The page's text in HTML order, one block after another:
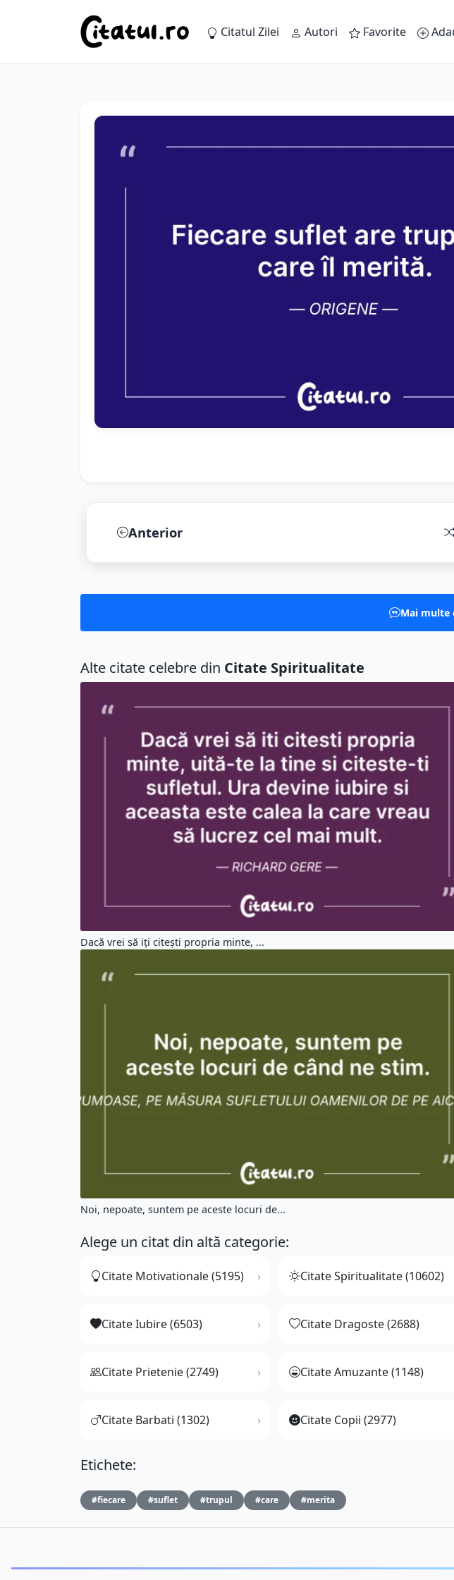
Citatul Zilei Autori Favorite
Anterior
Mai multe
Alte citate celebre din Citate Spiritualitate
Dacă vrei să iți citești propria minte, ...
Noi, nepoate, suntem pe aceste locuri de...
Alege un citat din altă categorie:
Citate Motivationale (5195) Citate Spiritualitate (10602)
Citate Iubire (6503) Citate Dragoste (2688)
Citate Prietenie (2749) Citate Amuzante (1148)
Citate Barbati (1302) Citate Copii (2977)
Etichete:
#fiecare #suflet #trupul #care #merita